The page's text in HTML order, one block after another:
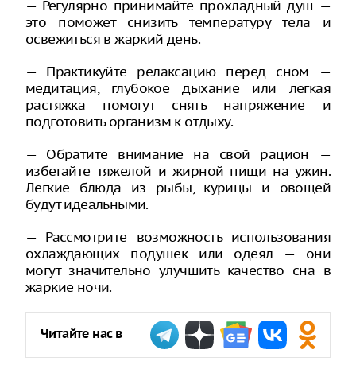
— Регулярно принимайте прохладный душ —
это поможет снизить температуру тела и
освежиться в жаркий день.
— Практикуйте релаксацию перед сном —
медитация, глубокое дыхание или легкая
растяжка помогут снять напряжение и
подготовить организм к отдыху.
— Обратите внимание на свой рацион —
избегайте тяжелой и жирной пищи на ужин.
Легкие блюда из рыбы, курицы и овощей
будут идеальными.
— Рассмотрите возможность использования
охлаждающих подушек или одеял — они
могут значительно улучшить качество сна в
жаркие ночи.
Читайте нас в